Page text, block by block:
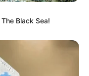
Black Sea!